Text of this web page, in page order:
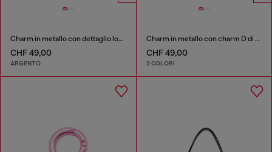
Charm in metallo con dettaglio logo
CHF 49,00
ARGENTO
Charm in metallo con charm D di strass
CHF 49,00
2 COLORI